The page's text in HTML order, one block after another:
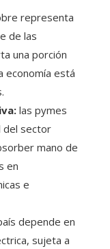
representa
de las
una porción
economía está
las pymes
del sector
mano de
en
e
depende en
sujeta a